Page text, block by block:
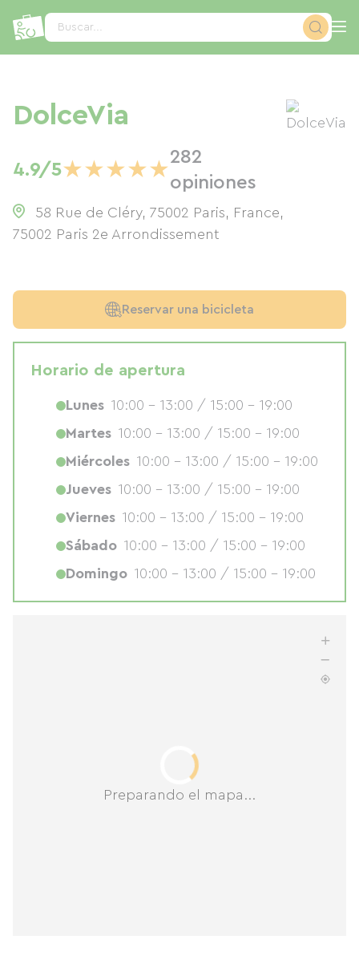
Buscar...
DolceVia
4.9/5★★★★★
282
opiniones
58 Rue de Cléry, 75002 Paris, France,
75002 Paris 2e Arrondissement
Preparando el mapa...
Reservar una bicicleta
Horario de apertura
Lunes 10:00 - 13:00 / 15:00 - 19:00
Martes 10:00 - 13:00 / 15:00 - 19:00
Miércoles 10:00 - 13:00 / 15:00 - 19:00
Jueves 10:00 - 13:00 / 15:00 - 19:00
Viernes 10:00 - 13:00 / 15:00 - 19:00
Sábado 10:00 - 13:00 / 15:00 - 19:00
Domingo 10:00 - 13:00 / 15:00 - 19:00
Panel de gestión de cookies